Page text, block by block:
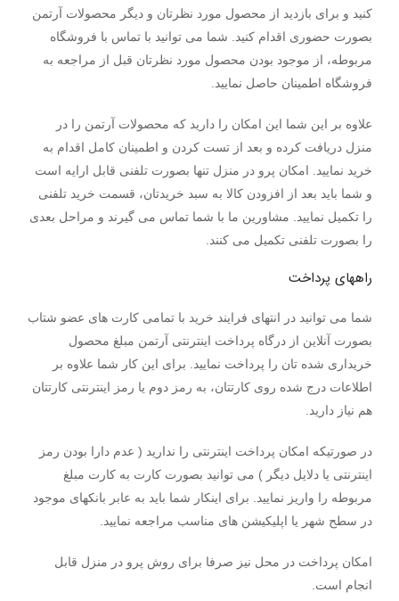
کنید و برای بازدید از محصول مورد نظرتان و دیگر محصولات آرتمن
بصورت حضوری اقدام کنید. شما می توانید با تماس با فروشگاه
مربوطه، از موجود بودن محصول مورد نظرتان قبل از مراجعه به
فروشگاه اطمینان حاصل نمایید.
علاوه بر این شما این امکان را دارید که محصولات آرتمن را در
منزل دریافت کرده و بعد از تست کردن و اطمینان کامل اقدام به
خرید نمایید. امکان پرو در منزل تنها بصورت تلفنی قابل ارایه است
و شما باید بعد از افزودن کالا به سبد خریدتان، قسمت خرید تلفنی
را تکمیل نمایید. مشاورین ما با شما تماس می گیرند و مراحل بعدی
را بصورت تلفنی تکمیل می کنند.
راههای پرداخت
شما می توانید در انتهای فرایند خرید با تمامی کارت های عضو شتاب
بصورت آنلاین از درگاه پرداخت اینترنتی آرتمن مبلغ محصول
خریداری شده تان را پرداخت نمایید. برای این کار شما علاوه بر
اطلاعات درج شده روی کارتتان، به رمز دوم یا رمز اینترنتی کارتتان
هم نیاز دارید.
در صورتیکه امکان پرداخت اینترنتی را ندارید ( عدم دارا بودن رمز
اینترنتی یا دلایل دیگر ) می توانید بصورت کارت به کارت مبلغ
مربوطه را واریز نمایید. برای اینکار شما باید به عابر بانکهای موجود
در سطح شهر یا اپلیکیشن های مناسب مراجعه نمایید.
امکان پرداخت در محل نیز صرفا برای روش پرو در منزل قابل
انجام است.